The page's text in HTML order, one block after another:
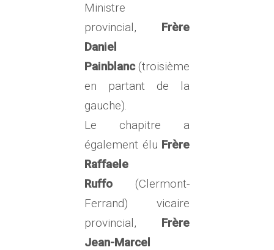
Ministre
provincial, Frère
Daniel
Painblanc(troisième
en partant de la
gauche).
Le chapitre a
également élu Frère
Raffaele
Ruffo (Clermont-
Ferrand) vicaire
provincial, Frère
Jean-Marcel